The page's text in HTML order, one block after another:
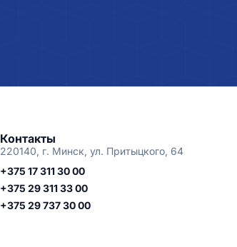
Контакты
220140, г. Минск, ул. Притыцкого, 64
+375 17 311 30 00
+375 29 311 33 00
+375 29 737 30 00